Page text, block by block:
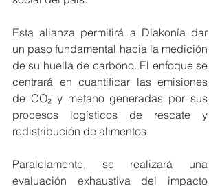
Esta alianza permitirá a Diakonía dar
un paso fundamental hacia la medición
de su huella de carbono. El enfoque se
centrará en cuantificar las emisiones
de CO₂ y metano generadas por sus
procesos logísticos de rescate y
redistribución de alimentos.
Paralelamente, se realizará una
evaluación exhaustiva del impacto